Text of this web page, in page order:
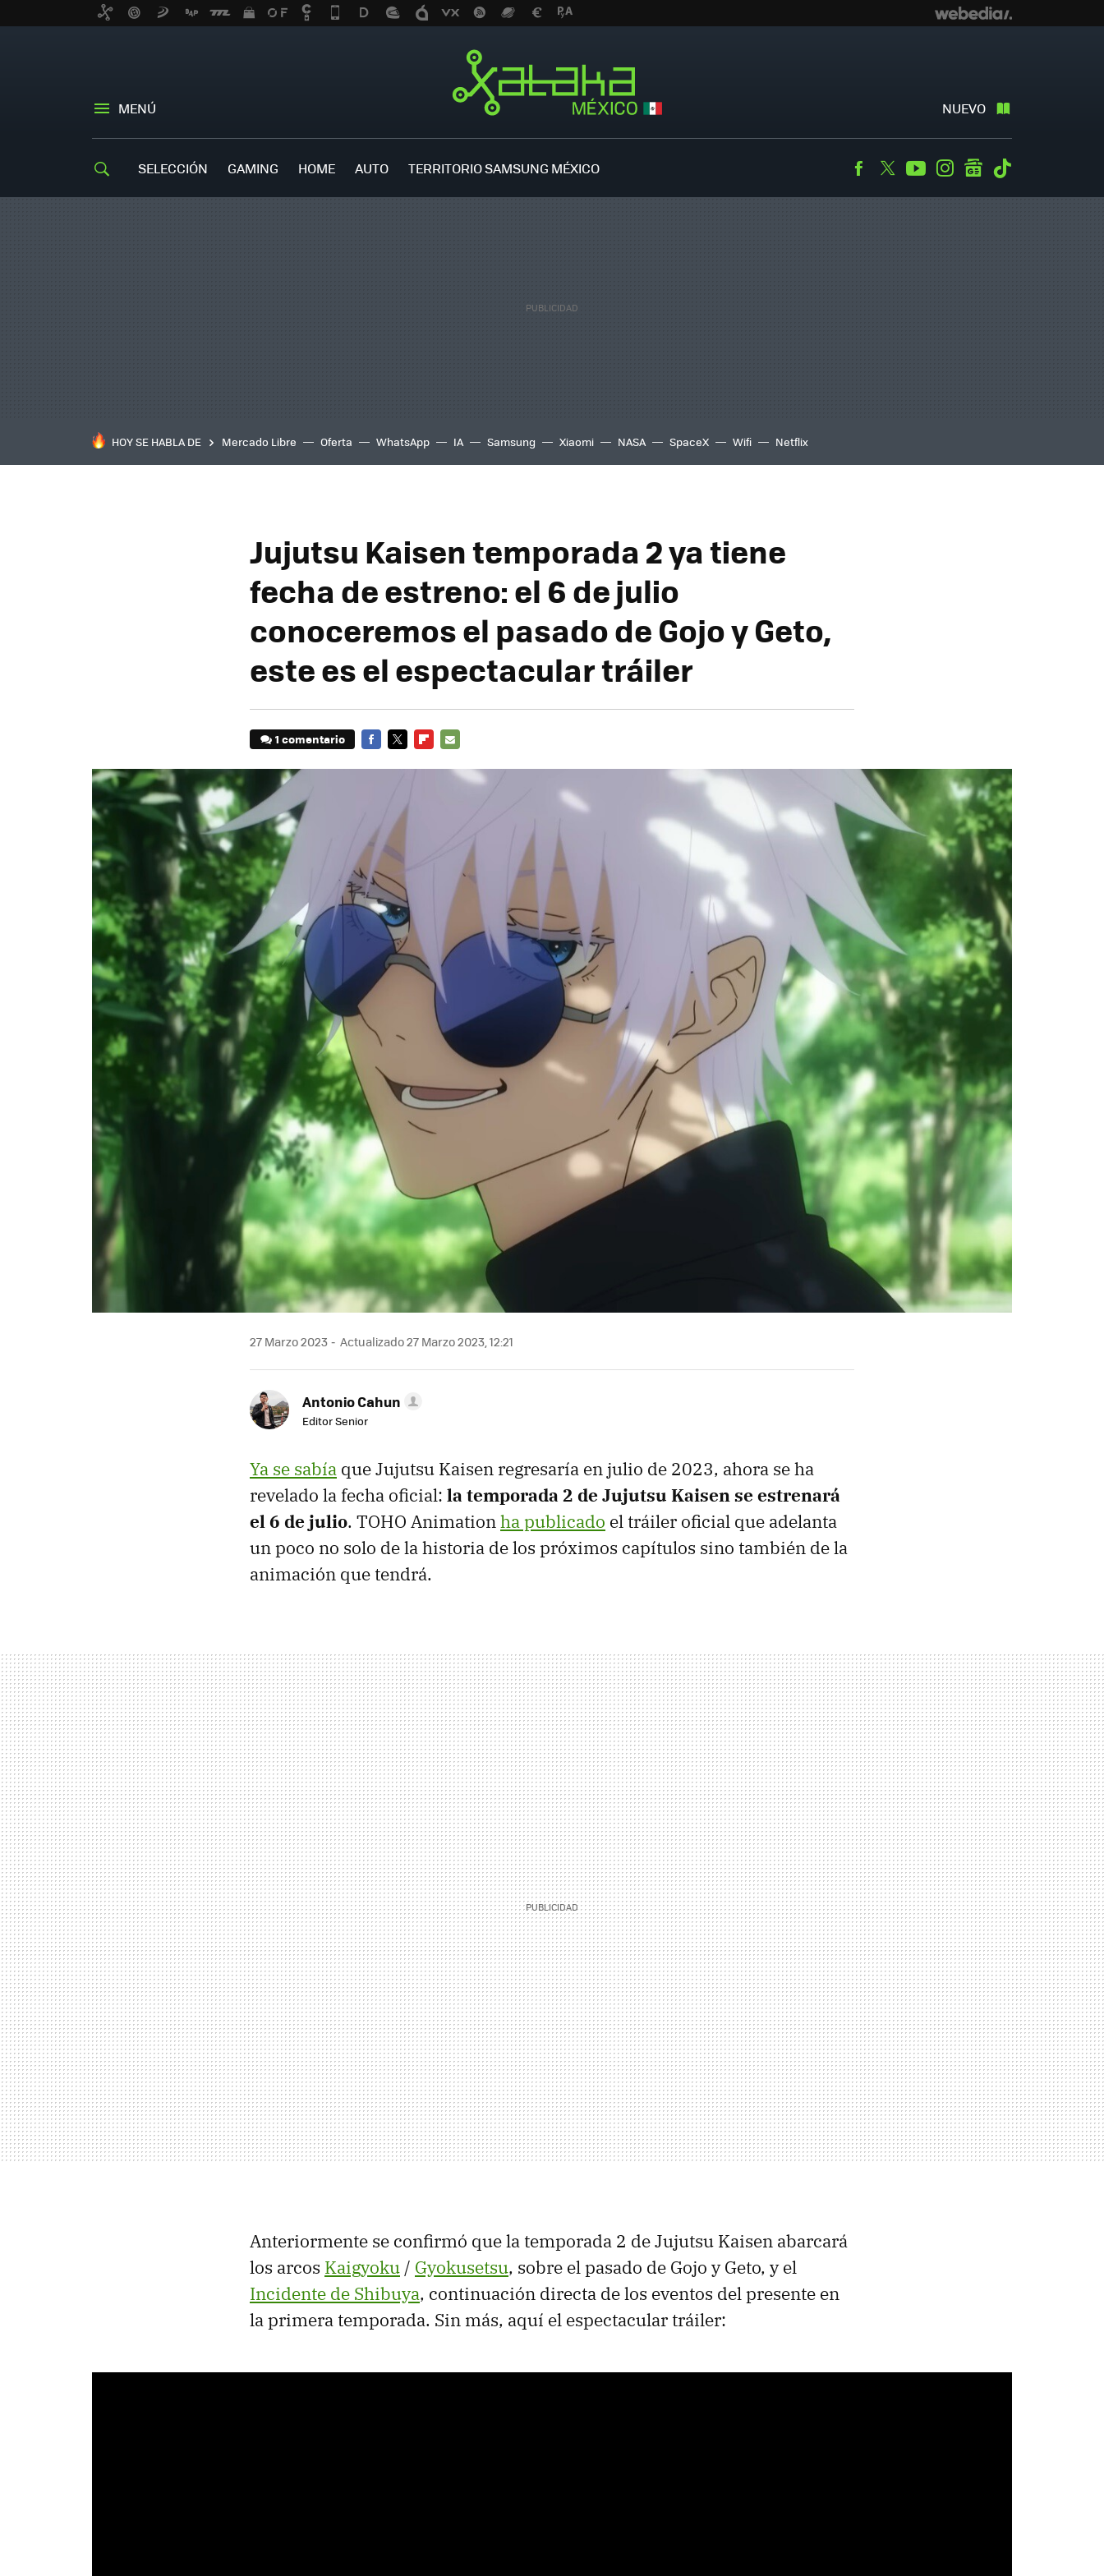
MENÚ NUEVO
SELECCIÓN GAMING HOME AUTO TERRITORIO SAMSUNG MÉXICO Facebook
TwitterYoutubeInstagramgooglenews
HOY SE HABLA DE Mercado Libre Oferta WhatsApp IA Samsung Xiaomi NASA SpaceX Wifi Netflix
Jujutsu Kaisen temporada 2 ya tiene
fecha de estreno: el 6 de julio
conoceremos el pasado de Gojo y Geto,
este es el espectacular tráiler
1 comentario
MAIL
27 Marzo 2023 Actualizado 27 Marzo 2023, 12:21
Antonio Cahun
Editor Senior
Ya se sabía que Jujutsu Kaisen regresaría en julio de 2023, ahora se ha
revelado la fecha oficial: la temporada 2 de Jujutsu Kaisen se estrenará
el 6 de julio. TOHO Animationha publicado el tráiler oficial que adelanta
un poco no solo de la historia de los próximos capítulos sino también de la
animación que tendrá.
Anteriormente se confirmó que la temporada 2 de Jujutsu Kaisen abarcará
los arcos Kaigyoku / Gyokusetsu, sobre el pasado de Gojo y Geto, y el
Incidente de Shibuya, continuación directa de los eventos del presente en
la primera temporada. Sin más, aquí el espectacular tráiler: